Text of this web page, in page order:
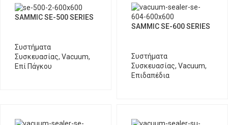
SAMMIC SE-500 SERIES
Συστήματα
Συσκευασίας, Vacuum,
Επί Πάγκου
SAMMIC SE-600 SERIES
Συστήματα
Συσκευασίας, Vacuum,
Επιδαπέδια